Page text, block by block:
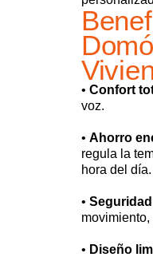
• Confort
voz.
• Ahorro
regula la
hora del día.
•
• Diseño